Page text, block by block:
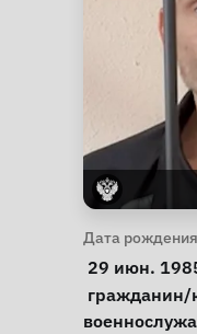
Дата рождения
29 июн.
Особые
гражданин/